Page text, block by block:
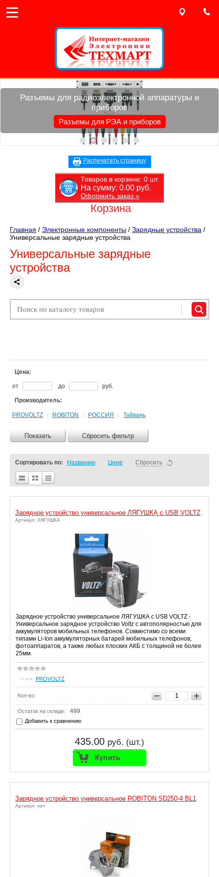
Разъемы для радиоэлектронной аппаратуры и
приборов
Разъемы для РЭА и приборов
Распечатать страницу
Товаров в корзине: 0 шт.
На сумму: 0.00 руб.
Оформить заказ »
Главная / Электронные компоненты / Зарядные устройства /
Универсальные зарядные устройства
Универсальные зарядные
устройства
Цена:
от до руб.
Производитель:
PROVOLTZ | ROBITON | РОССИЯ | Тайвань
Показать Сбросить фильтр
Сортировать по: Названию Цене Сбросить
Зарядное устройство универсальное ЛЯГУШКА с USB VOLTZ
Артикул: ЛЯГУШКА
Зарядное устройство универсальное ЛЯГУШКА с USB VOLTZ -
Универсальное зарядное устройство Voltz с автополярностью для
аккумуляторов мобильных телефонов. Совместимо со всеми
типами Li-Ion аккумуляторных батарей мобильных телефонов,
фотоаппаратов, а также любых плоских АКБ с толщиной не более
25мм.
PROVOLTZ
Кол-во:
Остаток на складе: 499
Добавить к сравнению
435.00 руб. (шт.)
Зарядное устройство универсальное ROBITON SD250-4 BL1
Артикул: нет